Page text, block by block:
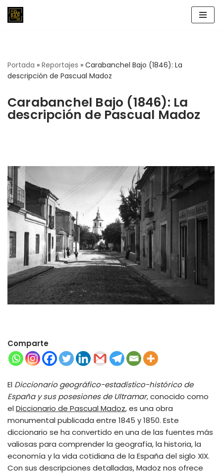
Portada » Reportajes » Carabanchel Bajo (1846): La
descripción de Pascual Madoz
Carabanchel Bajo (1846): La
descripción de Pascual Madoz
Comparte
El Diccionario geográfico-estadístico-histórico de
España y sus posesiones de Ultramar, conocido como
elDiccionario de Pascual Madoz, es una obra
monumental publicada entre 1845 y 1850. Este
diccionario se ha convertido en una de las fuentes más
valiosas para comprender la geografía, la historia, la
economía y la vida cotidiana de la España del siglo XIX.
Con sus descripciones detalladas, Madoz nos ofrece